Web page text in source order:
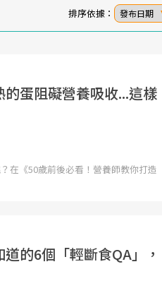
排序依據： 發布日期
蛋阻礙營養吸收...這樣
在《50歲前後必看！營養師教你打造
的6個「輕斷食QA」，
會的浪潮，台灣正在快速邁
」的新時代。隨著國家政策
，健檢不只是醫療院所的服
前往專題
良醫生活祭體驗「一站式健
從講座、體驗到運動，全面
前往專題